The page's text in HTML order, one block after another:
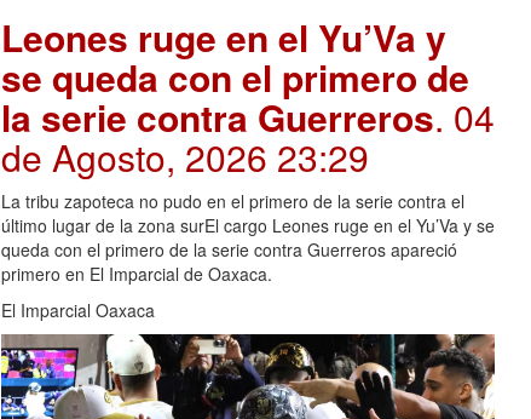
Leones ruge en el Yu’Va y
se queda con el primero de
la serie contra Guerreros. 04
de Agosto, 2026 23:29
La tribu zapoteca no pudo en el primero de la serie contra el
último lugar de la zona surEl cargo Leones ruge en el Yu’Va y se
queda con el primero de la serie contra Guerreros apareció
primero en El Imparcial de Oaxaca.
El Imparcial Oaxaca